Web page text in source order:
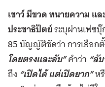
เชาว์ มีขวดทนายความ แ
ประชาธิปัตย์ระบุผ่านเฟซ
85 บัญญัติชัดว่า การเลือก
โดยตรงและลับ”คำว่า “ลั
ถึง “เปิดได้ แต่เปิดยาก”ห